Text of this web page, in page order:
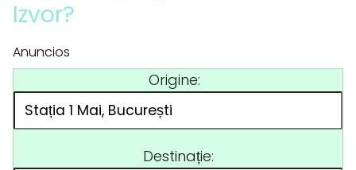
Izvor?
Anuncios
Origine:
Destinație: